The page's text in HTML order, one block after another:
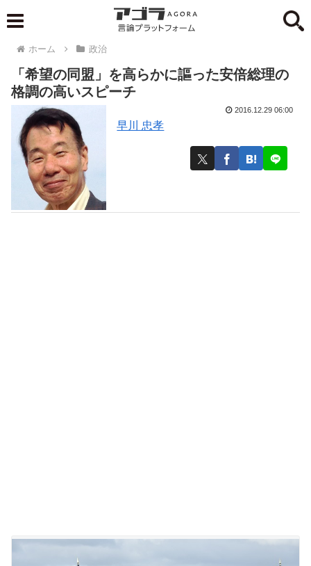
ホーム 政治
「希望の同盟」を高らかに謳った安倍総理の
格調の高いスピーチ
早川 忠孝
2016.12.29 06:00